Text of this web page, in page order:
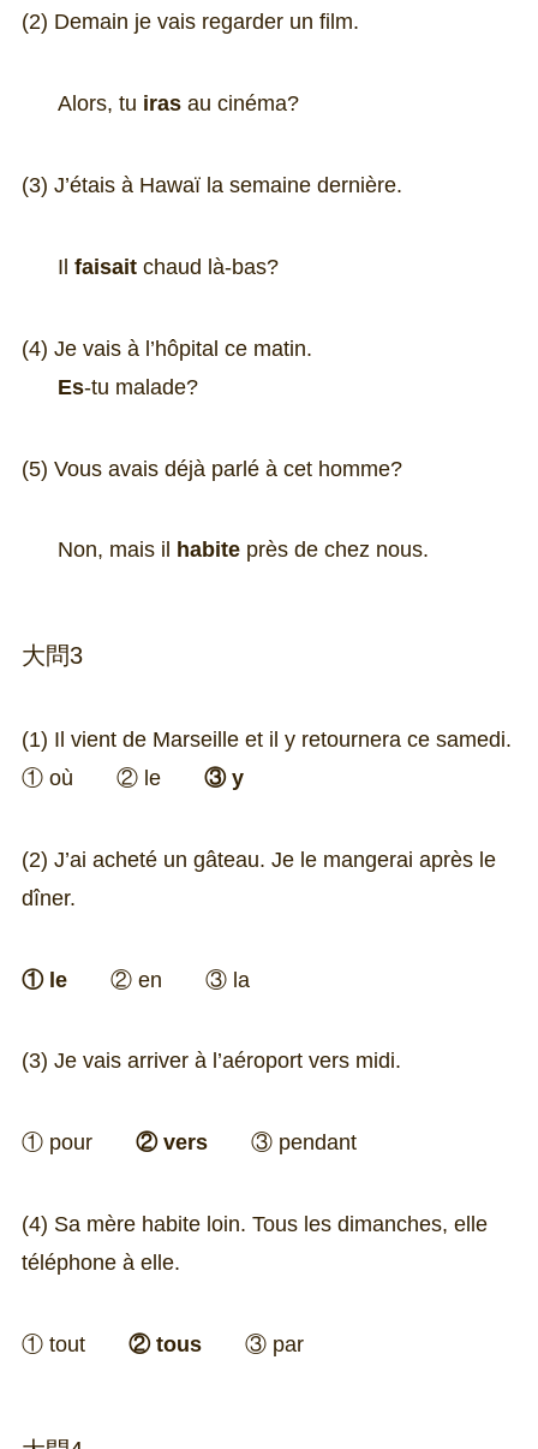
(2) Demain je vais regarder un film.
Alors, tu irasau cinéma?
(3) J’étais à Hawaï la semaine dernière.
Il faisaitchaud là-bas?
(4) Je vais à l’hôpital ce matin.
Es-tu malade?
(5) Vous avais déjà parlé à cet homme?
Non, mais il habiteprès de chez nous.
大問3
(1) Il vient de Marseille et il y retournera ce samedi.
① où ② le ③ y
(2) J’ai acheté un gâteau. Je le mangerai après le
dîner.
① le② en ③ la
(3) Je vais arriver à l’aéroport vers midi.
① pour ② vers③ pendant
(4) Sa mère habite loin. Tous les dimanches, elle
téléphone à elle.
① tout ② tous③ par